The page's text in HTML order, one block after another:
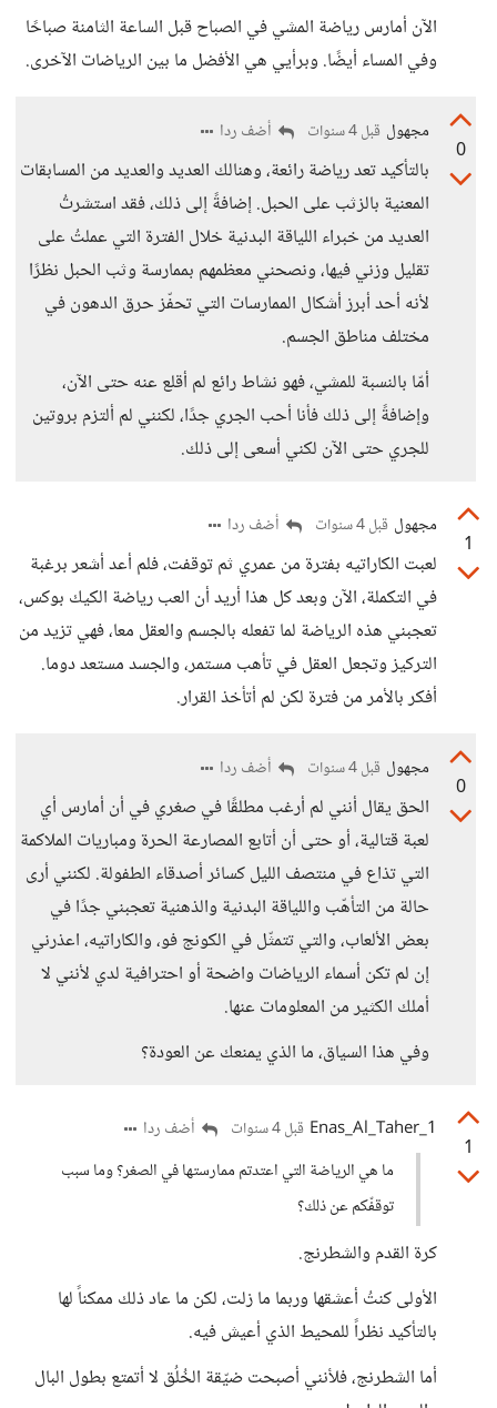
الآن أمارس رياضة المشي في الصباح قبل الساعة الثامنة صباحًا
وفي المساء أيضًا. وبرأيي هي الأفضل ما بين الرياضات الآخرى.
0
مجهول قبل 4 سنوات أضف ردا
بالتأكيد تعد رياضة رائعة، وهنالك العديد والعديد من المسابقات
المعنية بالزثب على الحبل. إضافةً إلى ذلك، فقد استشرتُ
العديد من خبراء اللياقة البدنية خلال الفترة التي عملتُ على
تقليل وزني فيها، ونصحني معظمهم بممارسة وثب الحبل نظرًا
لأنه أحد أبرز أشكال الممارسات التي تحفّز حرق الدهون في
مختلف مناطق الجسم.
أمّا بالنسبة للمشي، فهو نشاط رائع لم أقلع عنه حتى الآن،
وإضافةً إلى ذلك فأنا أحب الجري جدًا، لكنني لم ألتزم بروتين
للجري حتى الآن لكني أسعى إلى ذلك.
1
مجهول قبل 4 سنوات أضف ردا
لعبت الكاراتيه بفترة من عمري ثم توقفت، فلم أعد أشعر برغبة
في التكملة، الآن وبعد كل هذا أريد أن العب رياضة الكيك بوكس،
تعجبني هذه الرياضة لما تفعله بالجسم والعقل معا، فهي تزيد من
التركيز وتجعل العقل في تأهب مستمر، والجسد مستعد دوما.
أفكر بالأمر من فترة لكن لم أتأخذ القرار.
0
مجهول قبل 4 سنوات أضف ردا
الحق يقال أنني لم أرغب مطلقًا في صغري في أن أمارس أي
لعبة قتالية، أو حتى أن أتابع المصارعة الحرة ومباريات الملاكمة
التي تذاع في منتصف الليل كسائر أصدقاء الطفولة. لكنني أرى
حالة من التأهّب واللياقة البدنية والذهنية تعجبني جدًا في
بعض الألعاب، والتي تتمثّل في الكونج فو، والكاراتيه، اعذرني
إن لم تكن أسماء الرياضات واضحة أو احترافية لدي لأنني لا
أملك الكثير من المعلومات عنها.
وفي هذا السياق، ما الذي يمنعك عن العودة؟
1
Enas_Al_Taher_1 قبل 4 سنوات
أضف ردا
ما هي الرياضة التي اعتدتم ممارستها في الصغر؟ وما سبب
توقفّكم عن ذلك؟
كرة القدم والشطرنج.
الأولى كنتُ أعشقها وربما ما زلت، لكن ما عاد ذلك ممكناً لها
بالتأكيد نظراً للمحيط الذي أعيش فيه.
أما الشطرنج، فلأنني أصبحت ضيّقة الخُلُق لا أتمتع بطول البال